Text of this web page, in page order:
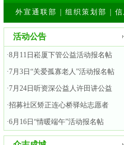
外宣通联部 组织策划部
活动公告
·8月11日崧厦下管公益活动报名帖
·7月3日“关爱孤寡老人”活动报名帖
·7月24日听资深公益人许田讲公益
·招募社区矫正连心桥驿站志愿者
·6月16日“情暖端午”活动报名帖